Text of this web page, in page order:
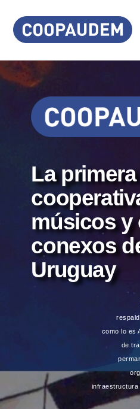
La primera
músicos y
conexos
Uruguay
como lo es
de
infraestructura